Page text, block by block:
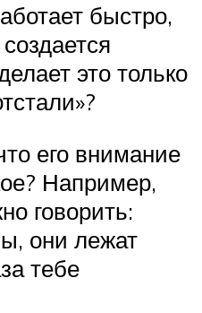
быстро,
это только
его внимание
Например,
говорить:
они лежат
тебе